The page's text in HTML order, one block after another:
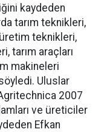
kaydeden
tarım teknikleri,
teknikleri,
tarım araçları
makineleri
Uluslar
2007
ve üreticiler
Efkan